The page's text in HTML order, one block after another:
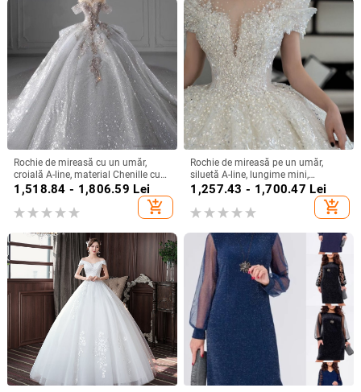
Rochie de mireasă cu un umăr,
croială A-line, material Chenille cu
Spandex, talie înaltă
1,518.84 - 1,806.59 Lei
add_shopping_cart
Rochie de mireasă pe un umăr,
siluetă A-line, lungime mini,
țesătură chenille cu spandex,
primăvara 2024
1,257.43 - 1,700.47 Lei
add_shopping_cart